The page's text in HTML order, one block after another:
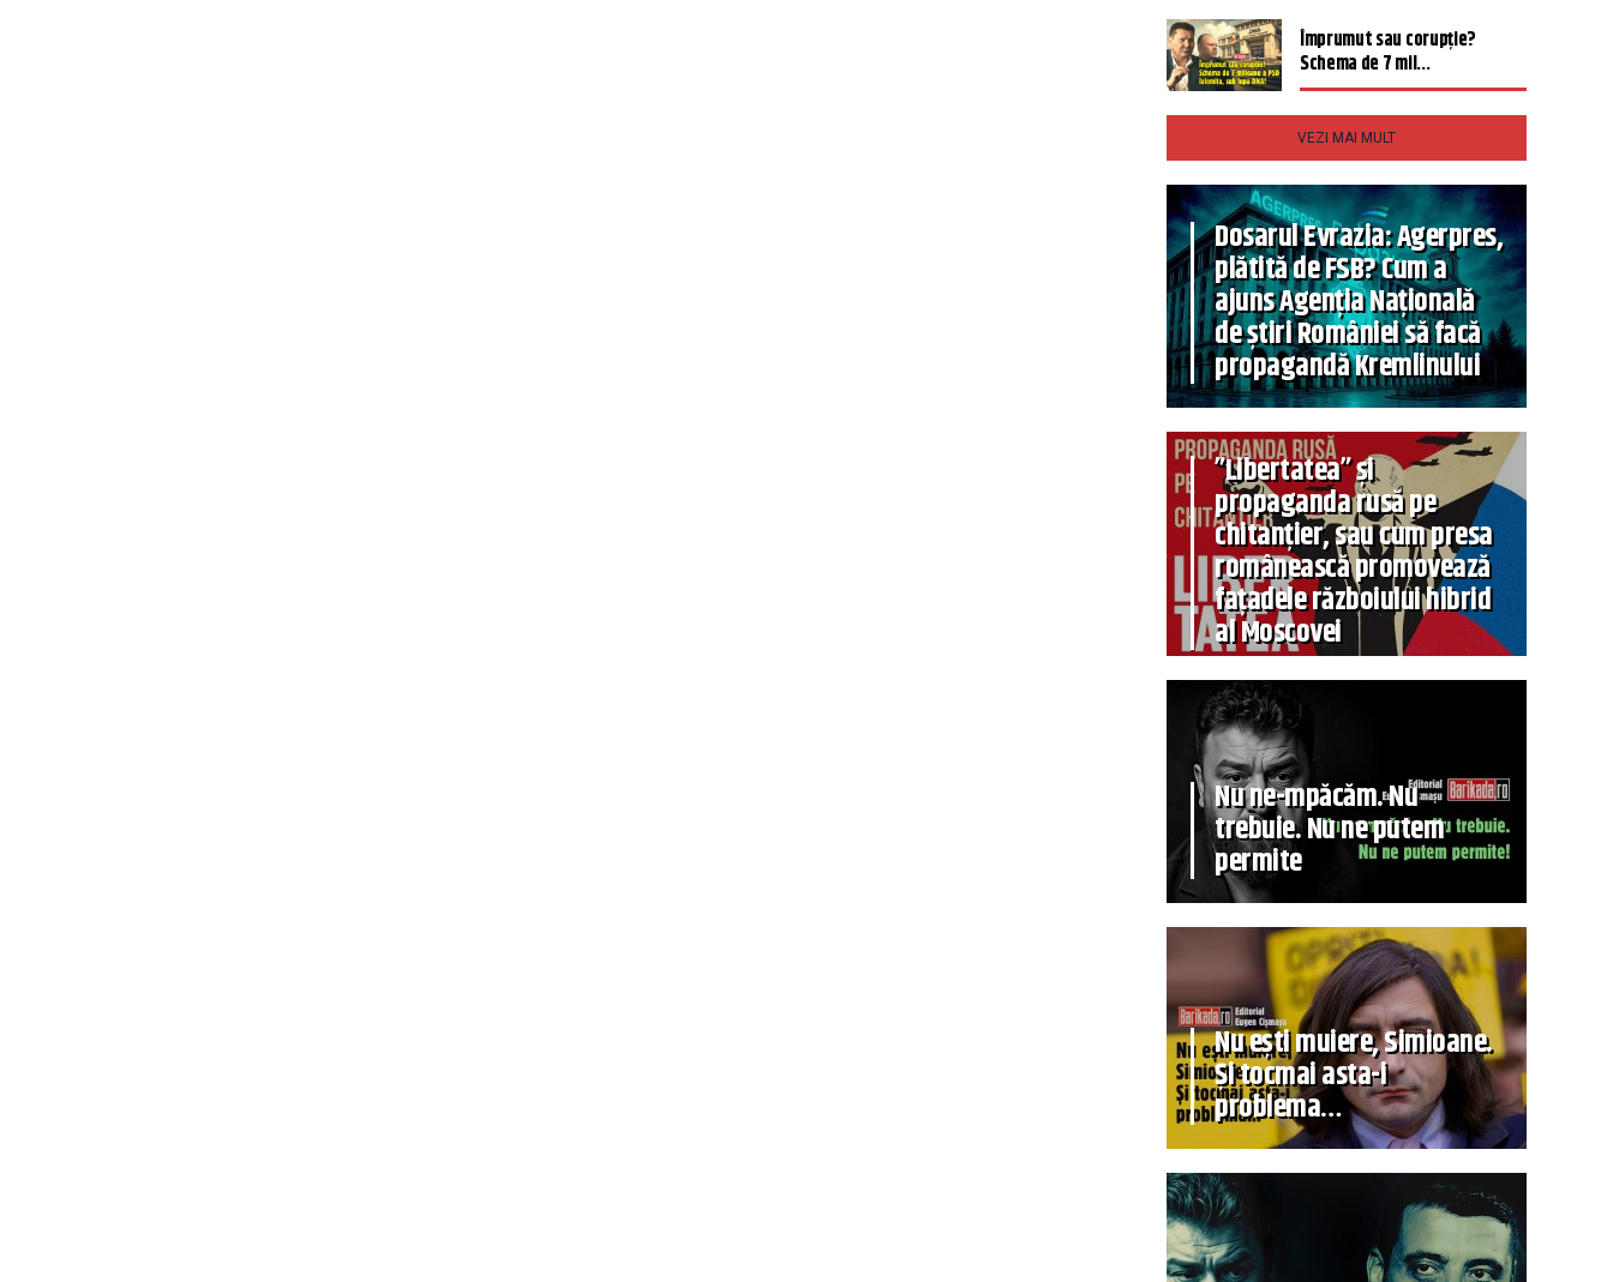
Împrumut sau corupție?
Schema de 7 mil...
VEZI MAI MULT
Dosarul Evrazia: Agerpres,
plătită de FSB? Cum a
ajuns Agenția Națională
de știri României să facă
propagandă Kremlinului
”Libertatea” și
propaganda rusă pe
chitanțier, sau cum presa
românească promovează
fațadele războiului hibrid
al Moscovei
Nu ne-mpăcăm. Nu
trebuie. Nu ne putem
permite
Nu ești muiere, Simioane.
Și tocmai asta-i
problema…